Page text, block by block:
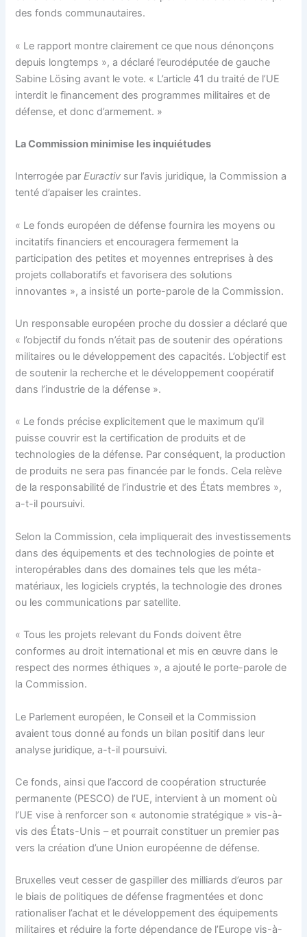
des fonds communautaires.
« Le rapport montre clairement ce que nous dénonçons
depuis longtemps », a déclaré l’eurodéputée de gauche
Sabine Lösing avant le vote. « L’article 41 du traité de l’UE
interdit le financement des programmes militaires et de
défense, et donc d’armement. »
La Commission minimise les inquiétudes
Interrogée parEuractiv sur l’avis juridique, la Commission a
tenté d’apaiser les craintes.
« Le fonds européen de défense fournira les moyens ou
incitatifs financiers et encouragera fermement la
participation des petites et moyennes entreprises à des
projets collaboratifs et favorisera des solutions
innovantes », a insisté un porte-parole de la Commission.
Un responsable européen proche du dossier a déclaré que
« l’objectif du fonds n’était pas de soutenir des opérations
militaires ou le développement des capacités. L’objectif est
de soutenir la recherche et le développement coopératif
dans l’industrie de la défense ».
« Le fonds précise explicitement que le maximum qu’il
puisse couvrir est la certification de produits et de
technologies de la défense. Par conséquent, la production
de produits ne sera pas financée par le fonds. Cela relève
de la responsabilité de l’industrie et des États membres »,
a-t-il poursuivi.
Selon la Commission, cela impliquerait des investissements
dans des équipements et des technologies de pointe et
interopérables dans des domaines tels que les méta-
matériaux, les logiciels cryptés, la technologie des drones
ou les communications par satellite.
« Tous les projets relevant du Fonds doivent être
conformes au droit international et mis en œuvre dans le
respect des normes éthiques », a ajouté le porte-parole de
la Commission.
Le Parlement européen, le Conseil et la Commission
avaient tous donné au fonds un bilan positif dans leur
analyse juridique, a-t-il poursuivi.
Ce fonds, ainsi que l’accord de coopération structurée
permanente (PESCO) de l’UE, intervient à un moment où
l’UE vise à renforcer son « autonomie stratégique » vis-à-
vis des États-Unis – et pourrait constituer un premier pas
vers la création d’une Union européenne de défense.
Bruxelles veut cesser de gaspiller des milliards d’euros par
le biais de politiques de défense fragmentées et donc
rationaliser l’achat et le développement des équipements
militaires et réduire la forte dépendance de l’Europe vis-à-